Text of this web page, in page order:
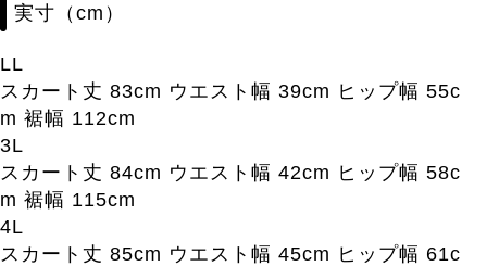
実寸（cm）
LL
スカート丈 83cm ウエスト幅 39cm ヒップ幅 55c
m 裾幅 112cm
3L
スカート丈 84cm ウエスト幅 42cm ヒップ幅 58c
m 裾幅 115cm
4L
スカート丈 85cm ウエスト幅 45cm ヒップ幅 61c